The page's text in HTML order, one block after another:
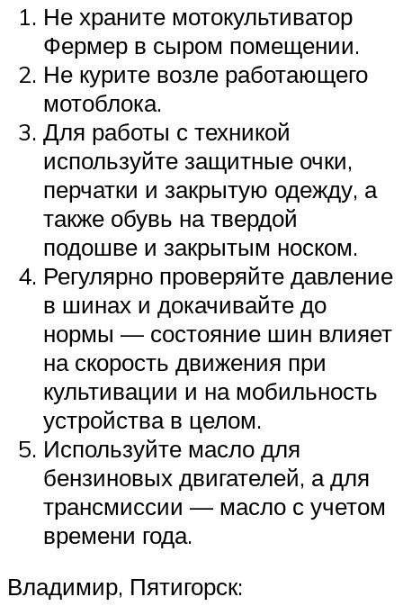
Не храните мотокультиватор
Фермер в сыром помещении.
Не курите возле работающего
мотоблока.
Для работы с техникой
используйте защитные очки,
перчатки и закрытую одежду, а
также обувь на твердой
подошве и закрытым носком.
Регулярно проверяйте давление
в шинах и докачивайте до
нормы — состояние шин влияет
на скорость движения при
культивации и на мобильность
устройства в целом.
Используйте масло для
бензиновых двигателей, а для
трансмиссии — масло с учетом
времени года.
Владимир, Пятигорск: